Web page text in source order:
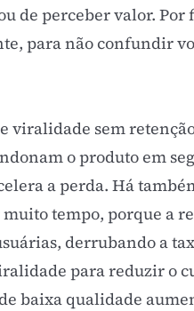
de perceber valor. Por
para não confundir
viralidade sem
o produto em
a perda. Há
tempo, porque a
derrubando a
para reduzir o
baixa qualidade